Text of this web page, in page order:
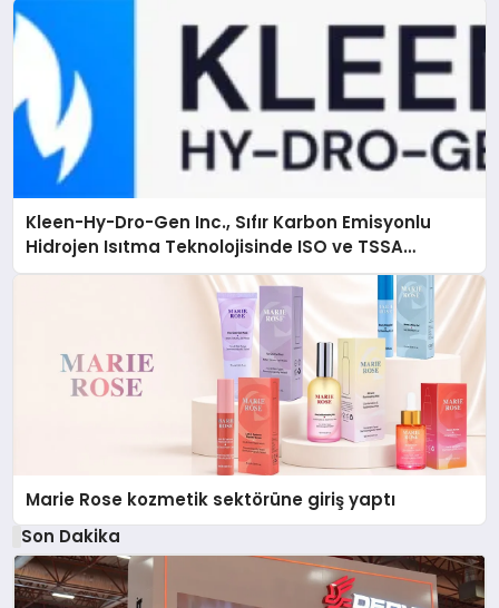
Kleen-Hy-Dro-Gen Inc., Sıfır Karbon Emisyonlu
Hidrojen Isıtma Teknolojisinde ISO ve TSSA
Düzenleyici Onaylarını Aldı
Marie Rose kozmetik sektörüne giriş yaptı
Son Dakika